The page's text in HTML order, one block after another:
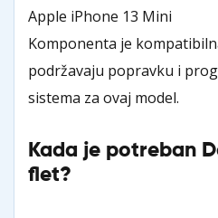
Apple iPhone 13 Mini
Komponenta je
podržavaju popravku i
sistema za ovaj model.
Kada je potreban
flet?